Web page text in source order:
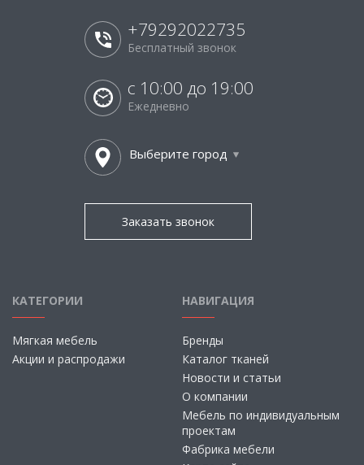
+79292022735
Бесплатный звонок
с 10:00 до 19:00
Ежедневно
Выберите город
Заказать звонок
КАТЕГОРИИ
Мягкая мебель
Акции и распродажи
НАВИГАЦИЯ
Бренды
Каталог тканей
Новости и статьи
О компании
Мебель по индивидуальным
проектам
Фабрика мебели